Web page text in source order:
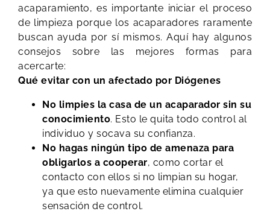
acaparamiento, es importante iniciar el proceso
de limpieza porque los acaparadores raramente
buscan ayuda por sí mismos. Aquí hay algunos
consejos sobre las mejores formas para
acercarte:
Qué evitar con un afectado por Diógenes
No limpies la casa de un acaparador sin su
conocimiento. Esto le quita todo control al
individuo y socava su confianza.
No hagas ningún tipo de amenaza para
obligarlos a cooperar, como cortar el
contacto con ellos si no limpian su hogar,
ya que esto nuevamente elimina cualquier
sensación de control.